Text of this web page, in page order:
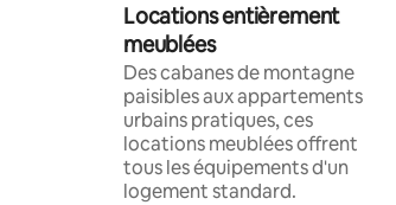
Locations entièrement
meublées
Des cabanes de montagne
paisibles aux appartements
urbains pratiques, ces
locations meublées offrent
tous les équipements d'un
logement standard.